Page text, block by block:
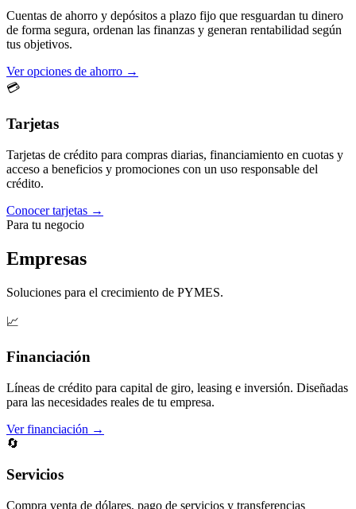
Cuentas de ahorro y depósitos a plazo fijo que resguardan tu dinero
de forma segura, ordenan las finanzas y generan rentabilidad según
tus objetivos.
Ver opciones de ahorro →
💳
Tarjetas
Tarjetas de crédito para compras diarias, financiamiento en cuotas y
acceso a beneficios y promociones con un uso responsable del
crédito.
Conocer tarjetas →
Para tu negocio
Empresas
Soluciones para el crecimiento de PYMES.
📈
Financiación
Líneas de crédito para capital de giro, leasing e inversión. Diseñadas
para las necesidades reales de tu empresa.
Ver financiación →
🔄
Servicios
Compra venta de dólares, pago de servicios y transferencias